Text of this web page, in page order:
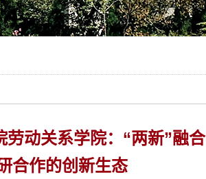
劳动关系学院：“两新”融
合作的创新生态